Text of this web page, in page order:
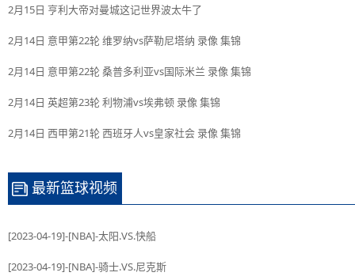
2月15日 亨利大帝对曼城这记世界波太牛了
2月14日 意甲第22轮 维罗纳vs萨勒尼塔纳 录像 集锦
2月14日 意甲第22轮 桑普多利亚vs国际米兰 录像 集锦
2月14日 英超第23轮 利物浦vs埃弗顿 录像 集锦
2月14日 西甲第21轮 西班牙人vs皇家社会 录像 集锦
最新篮球视频
[2023-04-19]-[NBA]-太阳.VS.快船
[2023-04-19]-[NBA]-骑士.VS.尼克斯